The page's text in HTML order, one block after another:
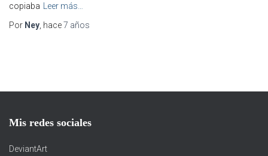
copiaba
Leer más…
Por Ney , hace7 años
Mis redes sociales
DeviantArt